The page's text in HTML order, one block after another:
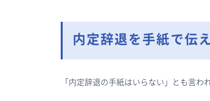
内定辞退を手紙で伝
「内定辞退の手紙はいらない」とも言わ